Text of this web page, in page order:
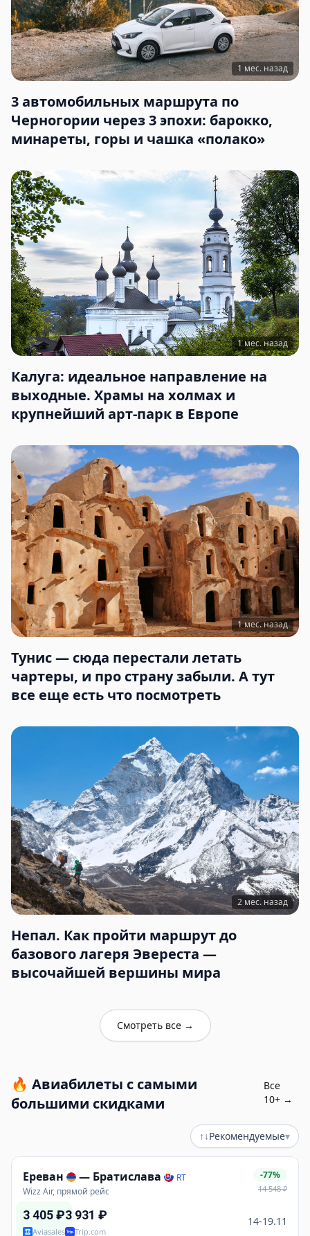
1 мес. назад
3 автомобильных маршрута по
Черногории через 3 эпохи: барокко,
минареты, горы и чашка «полако»
1 мес. назад
Калуга: идеальное направление на
выходные. Храмы на холмах и
крупнейший арт-парк в Европе
1 мес. назад
Тунис — сюда перестали летать
чартеры, и про страну забыли. А тут
все еще есть что посмотреть
2 мес. назад
Непал. Как пройти маршрут до
базового лагеря Эвереста —
высочайшей вершины мира
Смотреть все→
🔥 Авиабилеты с самыми
большими скидками
Все
10+ →
↑↓Рекомендуемые▾
Ереван — Братислава
RT
Wizz Air, прямой рейс
-77%
14 548₽
3 405₽
Aviasales
3 931 ₽
Trip.com
14-19.11